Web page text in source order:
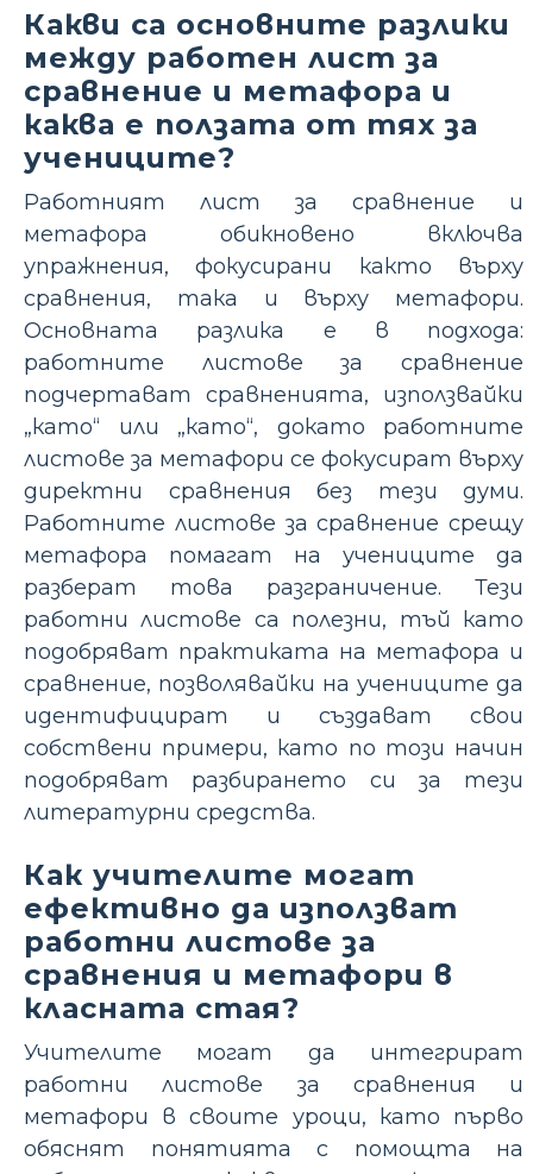
Какви са основните разлики
между работен лист за
сравнение и метафора и
каква е ползата от тях за
учениците?
Работният лист за сравнение и
метафора обикновено включва
упражнения, фокусирани както върху
сравнения, така и върху метафори.
Основната разлика е в подхода:
работните листове за сравнение
подчертават сравненията, използвайки
„като“ или „като“, докато работните
листове за метафори се фокусират върху
директни сравнения без тези думи.
Работните листове за сравнение срещу
метафора помагат на учениците да
разберат това разграничение. Тези
работни листове са полезни, тъй като
подобряват практиката на метафора и
сравнение, позволявайки на учениците да
идентифицират и създават свои
собствени примери, като по този начин
подобряват разбирането си за тези
литературни средства.
Как учителите могат
ефективно да използват
работни листове за
сравнения и метафори в
класната стая?
Учителите могат да интегрират
работни листове за сравнения и
метафори в своите уроци, като първо
обяснят понятията с помощта на